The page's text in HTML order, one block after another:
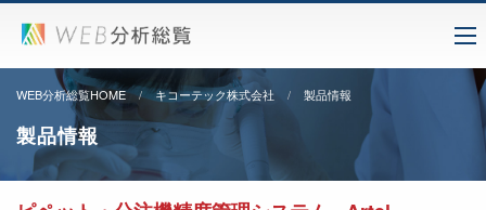
WEB分析総覧HOME キコーテック株式会社 製品情報
製品情報